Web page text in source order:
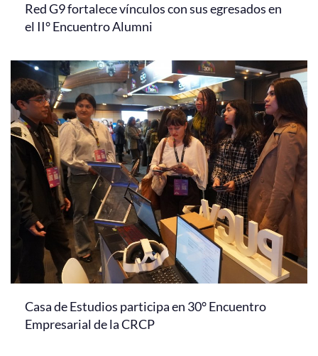
Red G9 fortalece vínculos con sus egresados en
el II° Encuentro Alumni
Casa de Estudios participa en 30° Encuentro
Empresarial de la CRCP